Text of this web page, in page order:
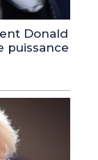
Donald
puissance